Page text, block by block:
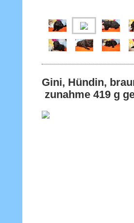
Gini, Hündin,
zunahme 419 g